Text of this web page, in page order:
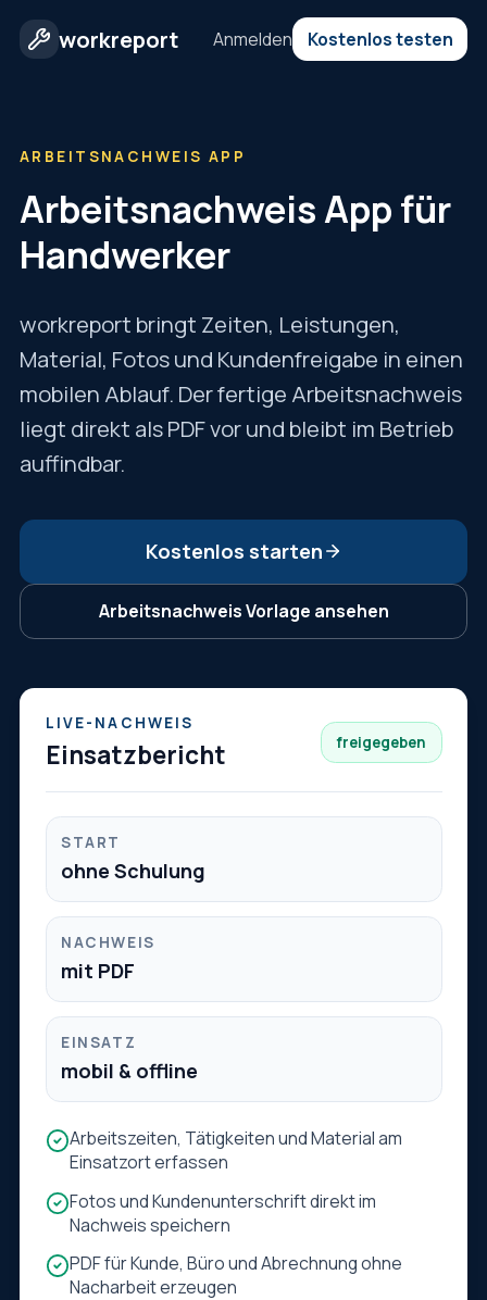
workreport Anmelden Kostenlos testen
ARBEITSNACHWEIS APP
Arbeitsnachweis App für
Handwerker
workreport bringt Zeiten, Leistungen,
Material, Fotos und Kundenfreigabe in einen
mobilen Ablauf. Der fertige Arbeitsnachweis
liegt direkt als PDF vor und bleibt im Betrieb
auffindbar.
Kostenlos starten
Arbeitsnachweis Vorlage ansehen
LIVE-NACHWEIS
Einsatzbericht freigegeben
START
ohne Schulung
NACHWEIS
mit PDF
EINSATZ
mobil & offline
Arbeitszeiten, Tätigkeiten und Material am
Einsatzort erfassen
Fotos und Kundenunterschrift direkt im
Nachweis speichern
PDF für Kunde, Büro und Abrechnung ohne
Nacharbeit erzeugen